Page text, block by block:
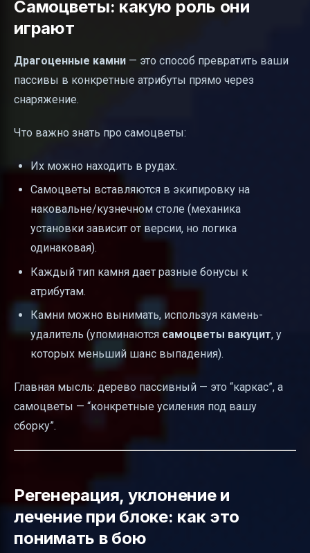
Самоцветы: какую роль они
играют
Драгоценные камни — это способ превратить ваши
пассивы в конкретные атрибуты прямо через
снаряжение.
Что важно знать про самоцветы:
Их можно находить в рудах.
Самоцветы вставляются в экипировку на
наковальне/кузнечном столе (механика
установки зависит от версии, но логика
одинаковая).
Каждый тип камня дает разные бонусы к
атрибутам.
Камни можно вынимать, используя камень-
удалитель (упоминаются самоцветы вакуцит, у
которых меньший шанс выпадения).
Главная мысль: дерево пассивный — это “каркас”, а
самоцветы — “конкретные усиления под вашу
сборку”.
Регенерация, уклонение и
лечение при блоке: как это
понимать в бою